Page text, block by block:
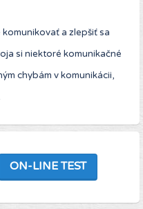
a zlepšiť sa
si niektoré komunikačné
chybám v komunikácii,
ON-LINE TEST